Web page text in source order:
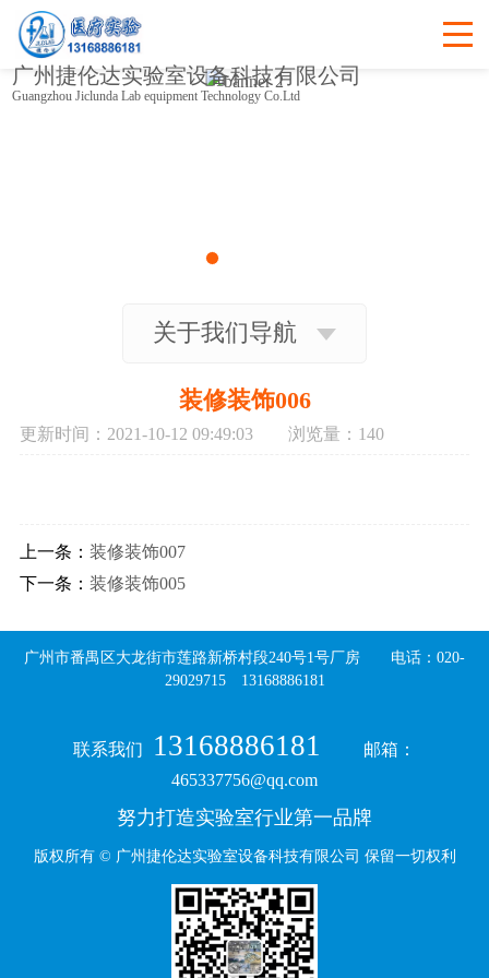
广州捷伦达实验室设备科技有限公司
Guangzhou Jiclunda Lab equipment Technology Co.Ltd
关于我们导航
装修装饰006
更新时间：2021-10-12 09:49:03 浏览量： 140
上一条： 装修装饰007
下一条： 装修装饰005
广州市番禺区大龙街市莲路新桥村段240号1号厂房 电话：020-
29029715 13168886181
联系我们 13168886181
邮箱：
465337756@qq.com
努力打造实验室行业第一品牌
​版权所有 © 广州捷伦达实验室设备科技有限公司 保留一切权利